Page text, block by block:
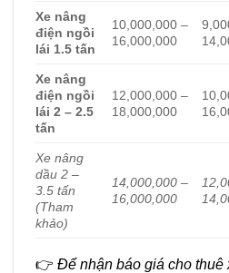
Xe nâng
điện ngồi
lái 1.5 tấn
10,000,000 –
16,000,000
Xe nâng
điện ngồi
lái 2 – 2.5
tấn
12,000,000 –
18,000,000
Xe nâng
dầu 2 –
3.5 tấn
(Tham
khảo)
14,000,000 –
16,000,000
👉 Để nhận báo giá cho thuê